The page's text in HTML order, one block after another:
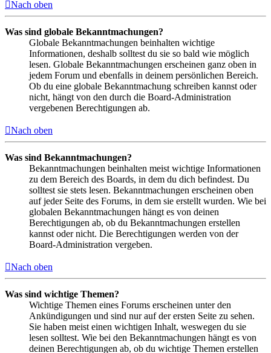
Nach oben
Was sind globale Bekanntmachungen?
Globale Bekanntmachungen beinhalten wichtige
Informationen, deshalb solltest du sie so bald wie möglich
lesen. Globale Bekanntmachungen erscheinen ganz oben in
jedem Forum und ebenfalls in deinem persönlichen Bereich.
Ob du eine globale Bekanntmachung schreiben kannst oder
nicht, hängt von den durch die Board-Administration
vergebenen Berechtigungen ab.
Nach oben
Was sind Bekanntmachungen?
Bekanntmachungen beinhalten meist wichtige Informationen
zu dem Bereich des Boards, in dem du dich befindest. Du
solltest sie stets lesen. Bekanntmachungen erscheinen oben
auf jeder Seite des Forums, in dem sie erstellt wurden. Wie bei
globalen Bekanntmachungen hängt es von deinen
Berechtigungen ab, ob du Bekanntmachungen erstellen
kannst oder nicht. Die Berechtigungen werden von der
Board-Administration vergeben.
Nach oben
Was sind wichtige Themen?
Wichtige Themen eines Forums erscheinen unter den
Ankündigungen und sind nur auf der ersten Seite zu sehen.
Sie haben meist einen wichtigen Inhalt, weswegen du sie
lesen solltest. Wie bei den Bekanntmachungen hängt es von
deinen Berechtigungen ab, ob du wichtige Themen erstellen